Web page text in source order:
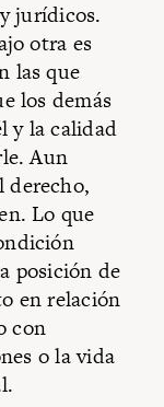
jurídicos.
otra es
las que
los demás
y la calidad
Aun
derecho,
Lo que
posición de
en relación
con
o la vida